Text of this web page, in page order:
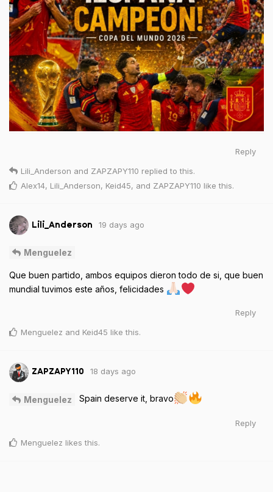
Reply
Lili_Anderson and ZAPZAPY110 replied to this.
Alex14, Lili_Anderson, Keid45, and ZAPZAPY110 like this.
Lili_Anderson 19 days ago
Menguelez
Que buen partido, ambos equipos dieron todo de si, que buen
mundial tuvimos este años, felicidades
Reply
Menguelez and Keid45 like this.
ZAPZAPY110 18 days ago
Menguelez Spain deserve it, bravo
Reply
Menguelez likes this.